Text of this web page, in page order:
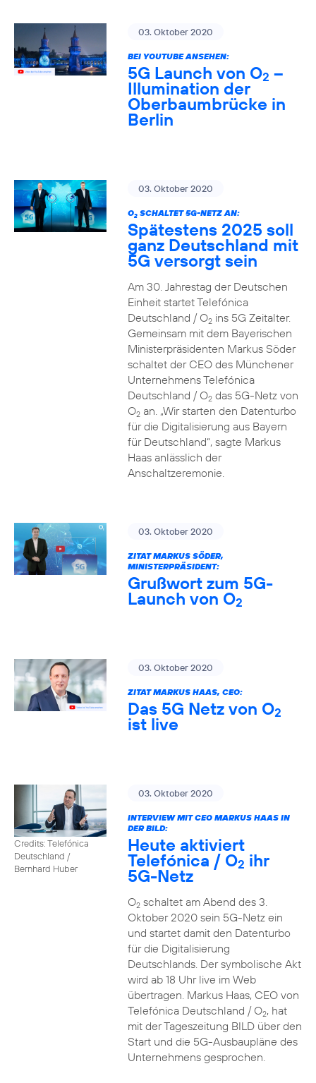
03. Oktober 2020
BEI YOUTUBE ANSEHEN:
5G Launch von O2 –
Illumination der
Oberbaumbrücke in
Berlin
03. Oktober 2020
O2SCHALTET 5G-NETZ AN:
Spätestens 2025 soll
ganz Deutschland mit
5G versorgt sein
Am 30. Jahrestag der Deutschen
Einheit startet Telefónica
Deutschland / O2ins 5G Zeitalter.
Gemeinsam mit dem Bayerischen
Ministerpräsidenten Markus Söder
schaltet der CEO des Münchener
Unternehmens Telefónica
Deutschland / O2das 5G-Netz von
O2an. „Wir starten den Datenturbo
für die Digitalisierung aus Bayern
für Deutschland“, sagte Markus
Haas anlässlich der
Anschaltzeremonie.
03. Oktober 2020
ZITAT MARKUS SÖDER,
MINISTERPRÄSIDENT:
Grußwort zum 5G-
Launch von O2
03. Oktober 2020
ZITAT MARKUS HAAS, CEO:
Das 5G Netz von O2
ist live
Credits: Telefónica
Deutschland /
Bernhard Huber
03. Oktober 2020
INTERVIEW MIT CEO MARKUS HAAS IN
DER BILD:
Heute aktiviert
Telefónica / O2 ihr
5G-Netz
O2schaltet am Abend des 3.
Oktober 2020 sein 5G-Netz ein
und startet damit den Datenturbo
für die Digitalisierung
Deutschlands. Der symbolische Akt
wird ab 18 Uhr live im Web
übertragen. Markus Haas, CEO von
Telefónica Deutschland / O2, hat
mit der Tageszeitung BILD über den
Start und die 5G-Ausbaupläne des
Unternehmens gesprochen.